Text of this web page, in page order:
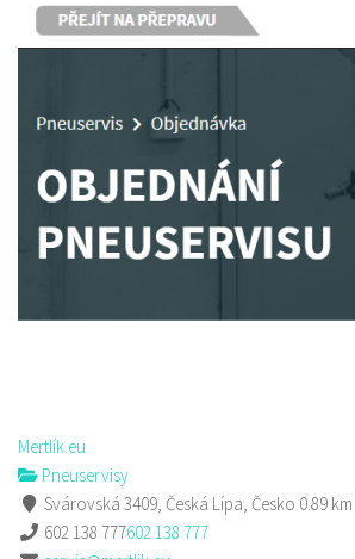
Mertlík.eu
Pneuservisy
Svárovská 3409, Česká Lípa, Česko 0.89 km
602 138 777602 138 777